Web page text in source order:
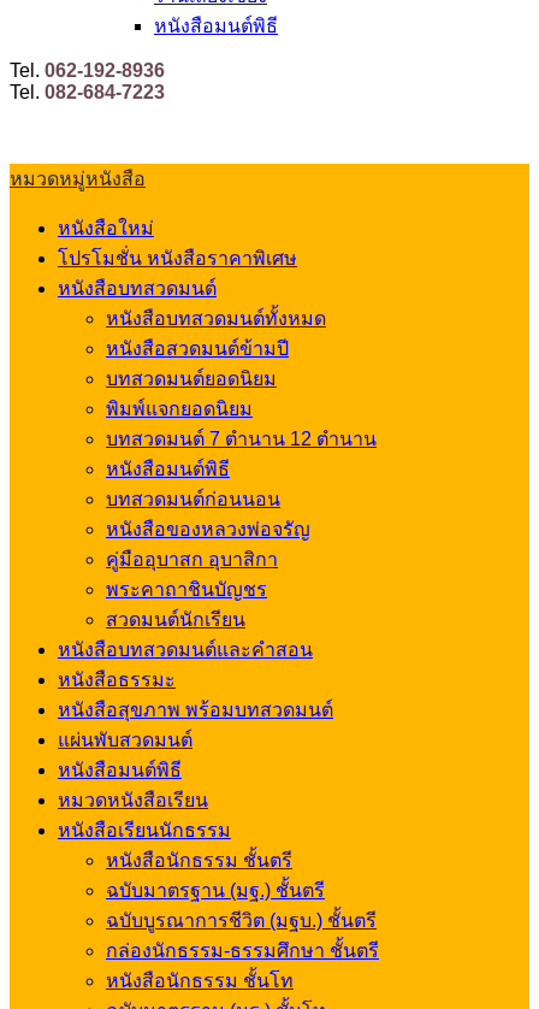
หนังสือมนต์พิธี
Tel. 062-192-8936
Tel. 082-684-7223
หมวดหมู่หนังสือ
หนังสือใหม่
โปรโมชั่น หนังสือราคาพิเศษ
หนังสือบทสวดมนต์
หนังสือบทสวดมนต์ทั้งหมด
หนังสือสวดมนต์ข้ามปี
บทสวดมนต์ยอดนิยม
พิมพ์แจกยอดนิยม
บทสวดมนต์ 7 ตำนาน 12 ตำนาน
หนังสือมนต์พิธี
บทสวดมนต์ก่อนนอน
หนังสือของหลวงพ่อจรัญ
คู่มืออุบาสก อุบาสิกา
พระคาถาชินบัญชร
สวดมนต์นักเรียน
หนังสือบทสวดมนต์และคำสอน
หนังสือธรรมะ
หนังสือสุขภาพ พร้อมบทสวดมนต์
แผ่นพับสวดมนต์
หนังสือมนต์พิธี
หมวดหนังสือเรียน
หนังสือเรียนนักธรรม
หนังสือนักธรรม ชั้นตรี
ฉบับมาตรฐาน (มฐ.) ชั้นตรี
ฉบับบูรณาการชีวิต (มฐบ.) ชั้นตรี
กล่องนักธรรม-ธรรมศึกษา ชั้นตรี
หนังสือนักธรรม ชั้นโท